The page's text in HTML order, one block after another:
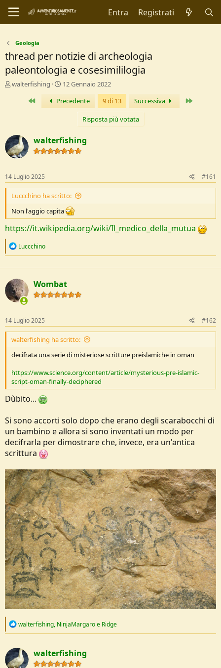
Entra Registrati
Geologia
thread per notizie di archeologia
paleontologia e cosesimililogia
C
r
e
D
s
c
u
s
s
i
o
e
walterfishing
D
t
a
I
n
i
o
12 Gennaio 2022
Primo Precedente 9 di 13 Successiva
Risposta più votata
walterfishing
14 Luglio 2025 #161
Luccchino ha scritto:
Non l'aggio capita
https://it.wikipedia.org/wiki/Il_medico_della_mutua
R
c
t
i
o
n
Luccchino
Wombat
14 Luglio 2025 #162
walterfishing ha scritto:
decifrata una serie di misteriose scritture preislamiche in oman
https://www.science.org/content/article/mysterious-pre-islamic-
script-oman-finally-deciphered
Dùbito...
Si sono accorti solo dopo che erano degli scarabocchi di
un bambino e allora si sono inventati un modo per
decifrarla per dimostrare che, invece, era un'antica
scrittura
R
c
t
i
walterfishing, NinjaMargaroe Ridge
walterfishing